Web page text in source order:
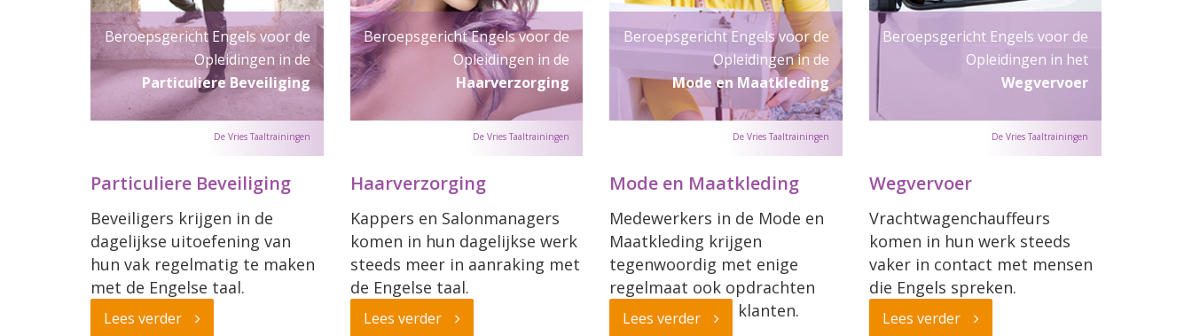
Beroepsgericht Engels voor de
Opleidingen in de
Particuliere Beveiliging
Particuliere Beveiliging
Beveiligers krijgen in de
dagelijkse uitoefening van
hun vak regelmatig te maken
met de Engelse taal.
Lees verder
Beroepsgericht Engels voor de
Opleidingen in de
Haarverzorging
Haarverzorging
Kappers en Salonmanagers
komen in hun dagelijkse werk
steeds meer in aanraking met
de Engelse taal.
Lees verder
Beroepsgericht Engels voor de
Opleidingen in de
Mode en Maatkleding
Mode en Maatkleding
Medewerkers in de Mode en
Maatkleding krijgen
tegenwoordig met enige
regelmaat ook opdrachten
van Engelstalige klanten.
Lees verder
Beroepsgericht Engels voor de
Opleidingen in het
Wegvervoer
Wegvervoer
Vrachtwagenchauffeurs
komen in hun werk steeds
vaker in contact met mensen
die Engels spreken.
Lees verder